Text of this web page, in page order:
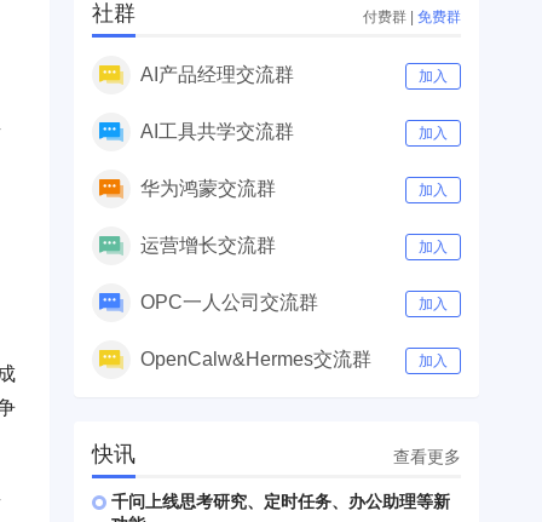
社群 付费群 | 免费群
AI产品经理交流群 加入
AI工具共学交流群 加入
华为鸿蒙交流群 加入
运营增长交流群 加入
OPC一人公司交流群 加入
OpenCalw&Hermes交流群 加入
快讯 查看更多
千问上线思考研究、定时任务、办公助理等新